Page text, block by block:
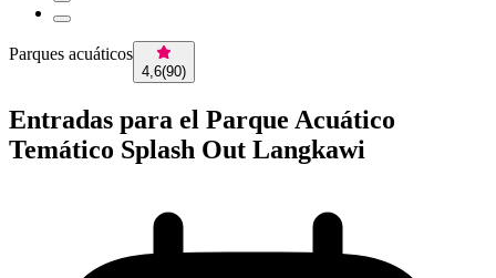
Parques acuáticos
4,6(90)
Entradas para el Parque Acuático
Temático Splash Out Langkawi